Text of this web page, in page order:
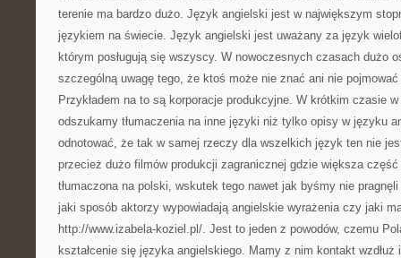
terenie ma bardzo dużo. Język angielski jest w największym
językiem na świecie. Język angielski jest uważany za język
którym posługują się wszyscy. W nowoczesnych czasach dużo
szczególną uwagę tego, że ktoś może nie znać ani nie
Przykładem na to są korporacje produkcyjne. W krótkim czasie
odszukamy tłumaczenia na inne języki niż tylko opisy w języku
odnotować, że tak w samej rzeczy dla wszelkich język ten nie
przecież dużo filmów produkcji zagranicznej gdzie większa
tłumaczona na polski, wskutek tego nawet jak byśmy nie
jaki sposób aktorzy wypowiadają angielskie wyrażenia czy jaki
http://www.izabela-koziel.pl/. Jest to jeden z powodów, czemu
kształcenie się języka angielskiego. Mamy z nim kontakt